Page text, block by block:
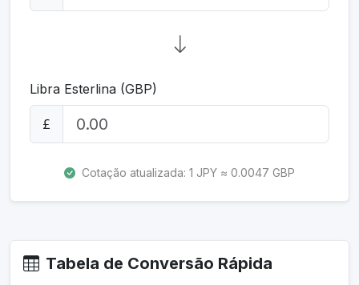
Libra Esterlina (GBP)
Cotação atualizada: 1 JPY ≈ 0.0047 GBP
Tabela de Conversão Rápida